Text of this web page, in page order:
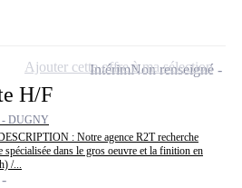
H/F
- DUGNY
: Notre agence R2T recherche
spécialisée dans le gros oeuvre et la finition en
/...
IntérimNon renseigné
Ajouter cette offre à ma sélection